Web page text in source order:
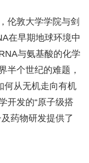
伦敦大学学院与剑
在早期地球环境中
与氨基酸的化学
半个世纪的难题，
何从无机走向有机
开发的“原子级搭
药物研发提供了